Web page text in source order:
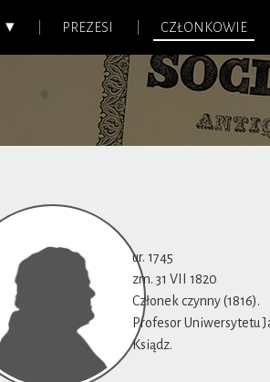
PREZESI CZŁONKOWIE
ur. 1745
zm. 31 VII 1820
Członek czynny (1816).
Profesor Uniwersytetu
Ksiądz.